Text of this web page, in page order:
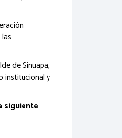
de Sinuapa,
institucional y
siguiente